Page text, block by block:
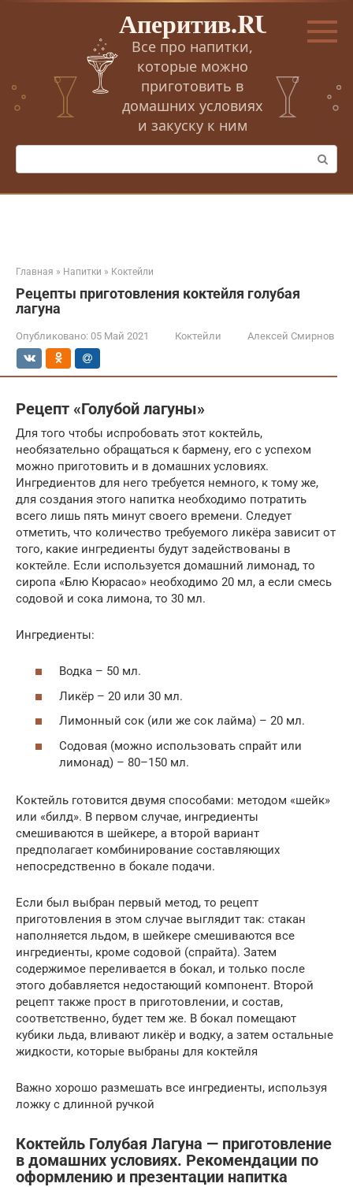
Перейти
Аперитив.RU
Все про напитки,
которые можно
приготовить в
домашних условиях
и закуску к ним
Поиск:
Главная » Напитки » Коктейли
Рецепты приготовления коктейля голубая
лагуна
Опубликовано: 05 Май 2021 Коктейли Алексей Смирнов
Рецепт «Голубой лагуны»
Для того чтобы испробовать этот коктейль,
необязательно обращаться к бармену, его с успехом
можно приготовить и в домашних условиях.
Ингредиентов для него требуется немного, к тому же,
для создания этого напитка необходимо потратить
всего лишь пять минут своего времени. Следует
отметить, что количество требуемого ликёра зависит от
того, какие ингредиенты будут задействованы в
коктейле. Если используется домашний лимонад, то
сиропа «Блю Кюрасао» необходимо 20 мл, а если смесь
содовой и сока лимона, то 30 мл.
Ингредиенты:
Водка – 50 мл.
Ликёр – 20 или 30 мл.
Лимонный сок (или же сок лайма) – 20 мл.
Содовая (можно использовать спрайт или
лимонад) – 80–150 мл.
Коктейль готовится двумя способами: методом «шейк»
или «билд». В первом случае, ингредиенты
смешиваются в шейкере, а второй вариант
предполагает комбинирование составляющих
непосредственно в бокале подачи.
Если был выбран первый метод, то рецепт
приготовления в этом случае выглядит так: стакан
наполняется льдом, в шейкере смешиваются все
ингредиенты, кроме содовой (спрайта). Затем
содержимое переливается в бокал, и только после
этого добавляется недостающий компонент. Второй
рецепт также прост в приготовлении, и состав,
соответственно, будет тем же. В бокал помещают
кубики льда, вливают ликёр и водку, а затем остальные
жидкости, которые выбраны для коктейля
Важно хорошо размешать все ингредиенты, используя
ложку с длинной ручкой
Коктейль Голубая Лагуна — приготовление
в домашних условиях. Рекомендации по
оформлению и презентации напитка